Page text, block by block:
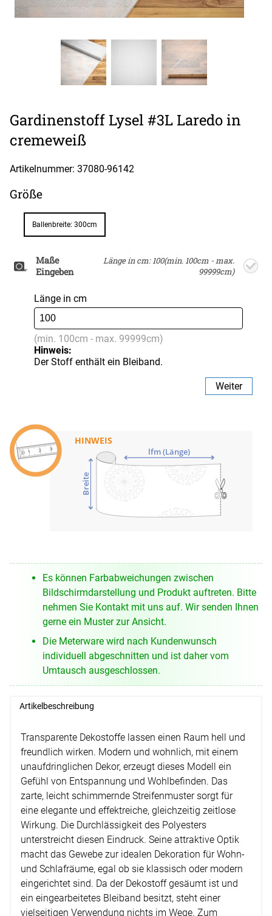
Gardinenstoff Lysel #3L Laredo in
cremeweiß
Artikelnummer: 37080-96142
Größe
Ballenbreite: 300cm
Maße
Eingeben
Länge in cm: 100(min. 100cm - max.
99999cm)
Länge in cm
(min. 100cm - max. 99999cm)
Hinweis:
Der Stoff enthält ein Bleiband.
Weiter
lfm (Länge)
Breite
HINWEIS
Es können Farbabweichungen zwischen
Bildschirmdarstellung und Produkt auftreten. Bitte
nehmen Sie Kontakt mit uns auf. Wir senden Ihnen
gerne ein Muster zur Ansicht.
Die Meterware wird nach Kundenwunsch
individuell abgeschnitten und ist daher vom
Umtausch ausgeschlossen.
Artikelbeschreibung
Transparente Dekostoffe lassen einen Raum hell und
freundlich wirken. Modern und wohnlich, mit einem
unaufdringlichen Dekor, erzeugt dieses Modell ein
Gefühl von Entspannung und Wohlbefinden. Das
zarte, leicht schimmernde Streifenmuster sorgt für
eine elegante und effektreiche, gleichzeitig zeitlose
Wirkung. Die Durchlässigkeit des Polyesters
unterstreicht diesen Eindruck. Seine attraktive Optik
macht das Gewebe zur idealen Dekoration für Wohn-
und Schlafräume, egal ob sie klassisch oder modern
eingerichtet sind. Da der Dekostoff gesäumt ist und
ein eingearbeitetes Bleiband besitzt, steht einer
vielseitigen Verwendung nichts im Wege. Zum